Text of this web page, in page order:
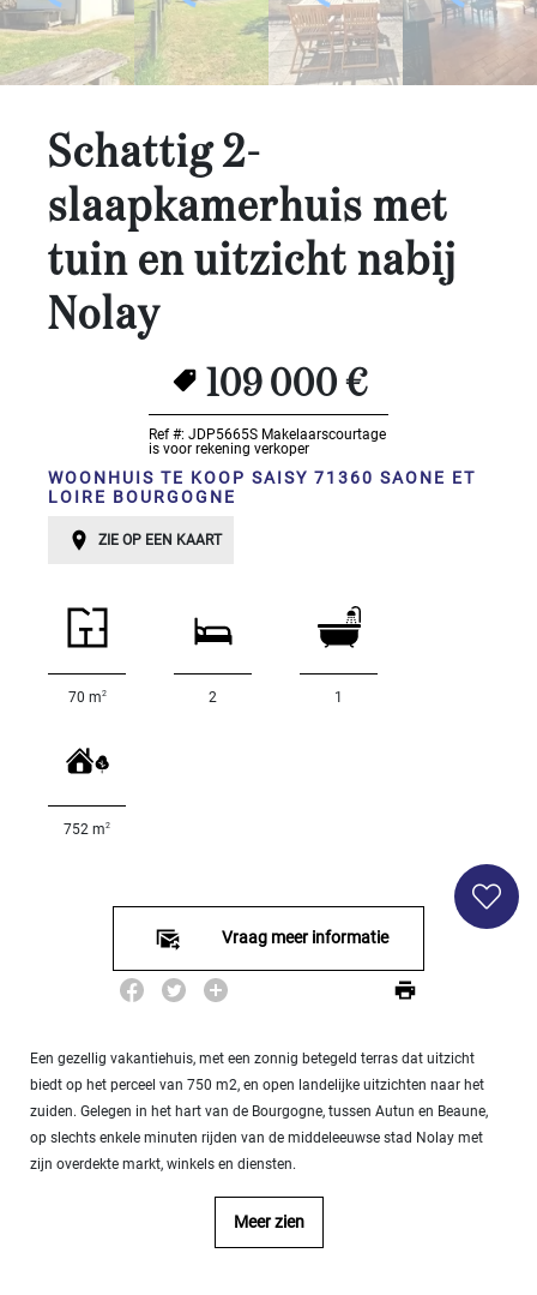
Slaapkamers:
3-5
6-
10+
SPECIFICEER
onderhoud:
SPECIFICEER
000
5
000
M2
Schattig 2-
slaapkamerhuis met
tuin en uitzicht nabij
Nolay
109 000 €
Ref #: JDP5665S Makelaarscourtage
is voor rekening verkoper
WOONHUIS TE KOOP SAISY 71360 SAONE ET
LOIRE BOURGOGNE
ZIE OP EEN KAART
70 m2 2 1
752 m2
Vraag meer informatie
Een gezellig vakantiehuis, met een zonnig betegeld terras dat uitzicht
biedt op het perceel van 750 m2, en open landelijke uitzichten naar het
zuiden. Gelegen in het hart van de Bourgogne, tussen Autun en Beaune,
op slechts enkele minuten rijden van de middeleeuwse stad Nolay met
zijn overdekte markt, winkels en diensten.
Meer zien